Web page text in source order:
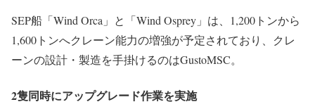
SEP船「Wind Orca」と「Wind Osprey」は、1,200トンから
1,600トンへクレーン能力の増強が予定されており、クレ
ーンの設計・製造を手掛けるのはGustoMSC。
2隻同時にアップグレード作業を実施